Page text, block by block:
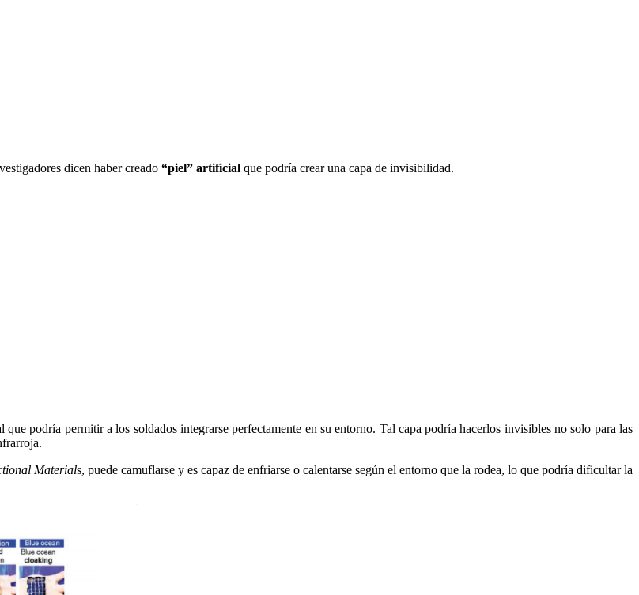
dicen haber creado “piel” artificial que podría crear una capa de invisibilidad.
podría permitir a los soldados integrarse perfectamente en su entorno. Tal capa podría hacerlos invisibles no solo para las
Materials, puede camuflarse y es capaz de enfriarse o calentarse según el entorno que la rodea, lo que podría dificultar la